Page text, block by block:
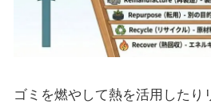
ゴミを燃やして熱を活用したり